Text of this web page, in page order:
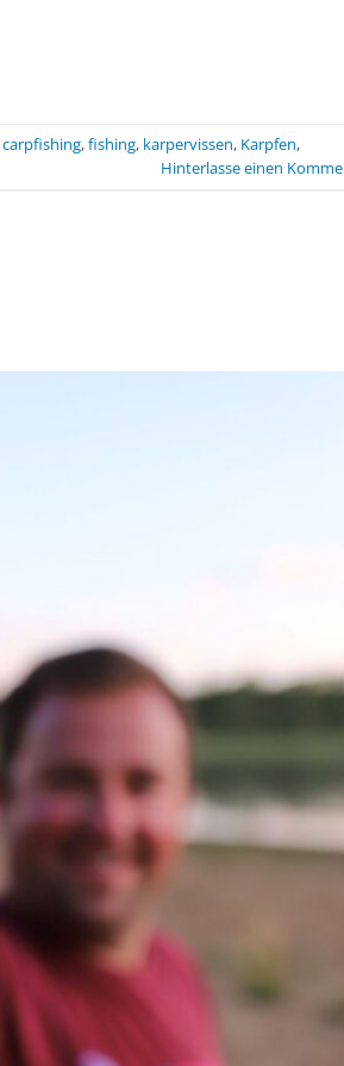
carpfishing,fishing, karpervissen, Karpfen,
Hinterlasse einen